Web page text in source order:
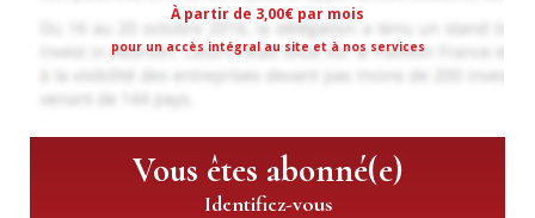
À partir de 3,00€ par mois
pour un accès intégral au site et à nos services
Vous êtes abonné(e)
Identifiez-vous